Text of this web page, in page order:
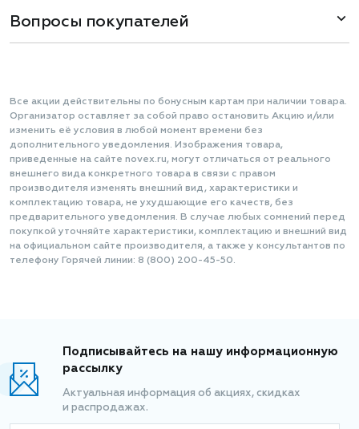
Вопросы покупателей
Все акции действительны по бонусным картам при наличии товара.
Организатор оставляет за собой право остановить Акцию и/или
изменить её условия в любой момент времени без
дополнительного уведомления. Изображения товара,
приведенные на сайте novex.ru, могут отличаться от реального
внешнего вида конкретного товара в связи с правом
производителя изменять внешний вид, характеристики и
комплектацию товара, не ухудшающие его качеств, без
предварительного уведомления. В случае любых сомнений перед
покупкой уточняйте характеристики, комплектацию и внешний вид
на официальном сайте производителя, а также у консультантов по
телефону Горячей линии: 8 (800) 200-45-50.
Подписывайтесь на нашу информационную
рассылку
Актуальная информация об акциях, скидках
и распродажах.